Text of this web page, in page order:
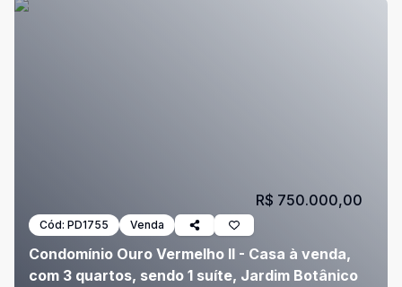
Cód: PD1755 Venda
Condomínio Ouro Vermelho II - Casa à venda,
com 3 quartos, sendo 1 suíte, Jardim Botânico
R$ 750.000,00